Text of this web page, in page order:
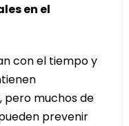
en el
con el tiempo y
pero muchos de
prevenir